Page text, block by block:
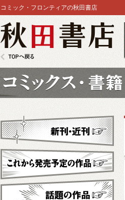
コミック・フロンティアの秋田書店
新刊・近刊
これから発売予定